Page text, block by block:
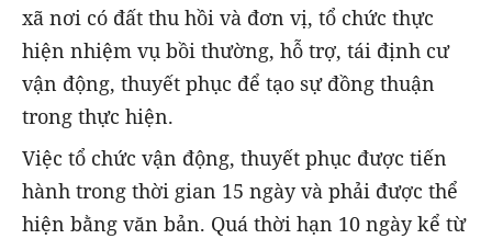
xã nơi có đất thu hồi và đơn vị, tổ chức thực
hiện nhiệm vụ bồi thường, hỗ trợ, tái định cư
vận động, thuyết phục để tạo sự đồng thuận
trong thực hiện.
Việc tổ chức vận động, thuyết phục được tiến
hành trong thời gian 15 ngày và phải được thể
hiện bằng văn bản. Quá thời hạn 10 ngày kể từ